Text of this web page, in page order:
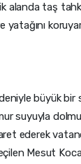
alanda taş
büyük bir
suyuyla
ederek
Mesut